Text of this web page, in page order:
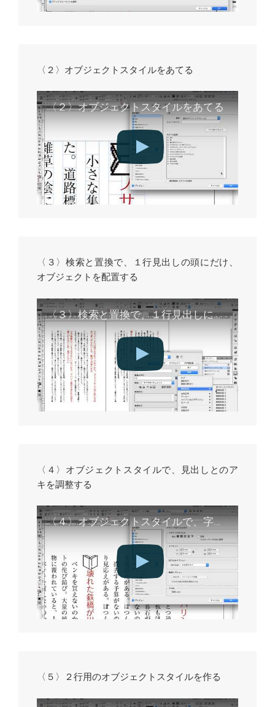
〈２〉オブジェクトスタイルをあてる
〈２〉オブジェクトスタイルをあてる
〈３〉検索と置換で、１行見出しの頭にだけ、
オブジェクトを配置する
〈３〉検索と置換で、１行見出しにのみ、オブジェクトを配置する
〈４〉オブジェクトスタイルで、見出しとのア
キを調整する
〈４〉オブジェクトスタイルで、字間のアキを調整する
〈５〉２行用のオブジェクトスタイルを作る